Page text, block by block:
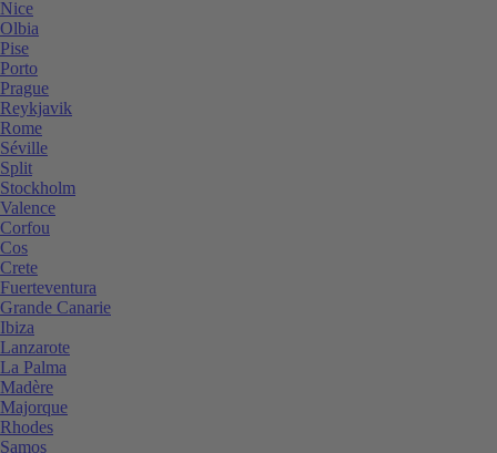
Nice
Olbia
Pise
Porto
Prague
Reykjavik
Rome
Séville
Split
Stockholm
Valence
Corfou
Cos
Crete
Fuerteventura
Grande Canarie
Ibiza
Lanzarote
La Palma
Madère
Majorque
Rhodes
Samos